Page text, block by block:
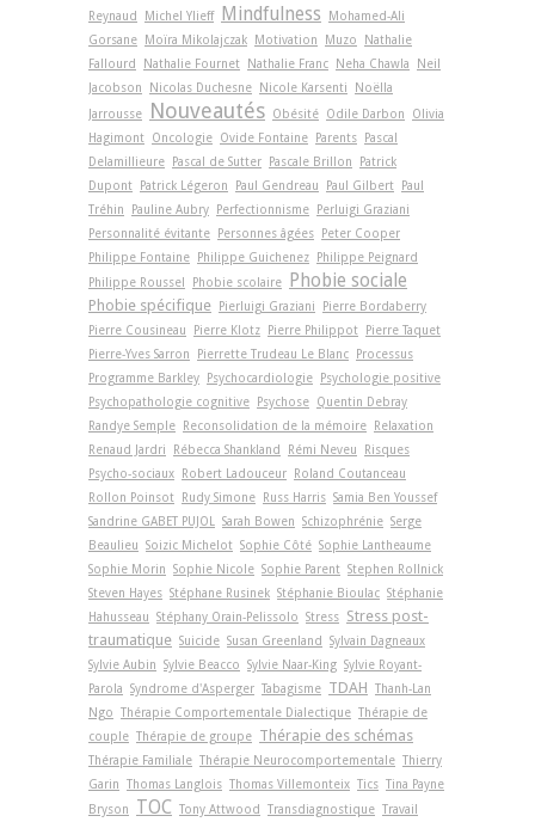
Reynaud
Michel Ylieff Mindfulness
Mohamed-Ali
Gorsane
Moïra Mikolajczak Motivation Muzo
Nathalie
Fallourd
Nathalie Fournet Nathalie Franc Neha Chawla
Neil
Jacobson
Nicolas Duchesne Nicole Karsenti
Noëlla
Jarrousse
Nouveautés Obésité Odile Darbon
Olivia
Hagimont Oncologie Ovide Fontaine Parents
Pascal
Delamillieure
Pascal de Sutter Pascale Brillon
Patrick
Dupont
Patrick Légeron Paul Gendreau Paul Gilbert
Paul
Tréhin
Pauline Aubry Perfectionnisme
Perluigi Graziani
Personnalité évitante
Personnes âgées
Peter Cooper
Philippe Fontaine
Philippe Guichenez
Philippe Peignard
Philippe Roussel
Phobie scolaire Phobie sociale
Phobie spécifique Pierluigi Graziani
Pierre Bordaberry
Pierre Cousineau
Pierre Klotz Pierre Philippot
Pierre Taquet
Pierre-Yves Sarron
Pierrette Trudeau Le Blanc
Processus
Programme Barkley
Psychocardiologie
Psychologie positive
Psychopathologie cognitive
Psychose Quentin Debray
Randye Semple
Reconsolidation de la mémoire
Relaxation
Renaud Jardri
Rébecca Shankland Rémi Neveu
Risques
Psycho-sociaux
Robert Ladouceur
Roland Coutanceau
Rollon Poinsot
Rudy Simone Russ Harris Samia Ben Youssef
Sandrine GABET PUJOL
Sarah Bowen Schizophrénie Serge
Beaulieu Soizic Michelot Sophie Côté Sophie Lantheaume
Sophie Morin Sophie Nicole Sophie Parent Stephen Rollnick
Steven Hayes Stéphane Rusinek Stéphanie Bioulac Stéphanie
Hahusseau Stéphany Orain-Pelissolo Stress Stress post-
traumatique Suicide Susan Greenland
Sylvain Dagneaux
Sylvie Aubin Sylvie Beacco Sylvie Naar-King Sylvie Royant-
Parola Syndrome d'Asperger Tabagisme TDAH Thanh-Lan
Ngo Thérapie Comportementale Dialectique Thérapie de
couple Thérapie de groupe Thérapie des schémas
Thérapie Familiale Thérapie Neurocomportementale Thierry
Garin Thomas Langlois Thomas Villemonteix Tics Tina Payne
Bryson
TOC Tony Attwood Transdiagnostique Travail